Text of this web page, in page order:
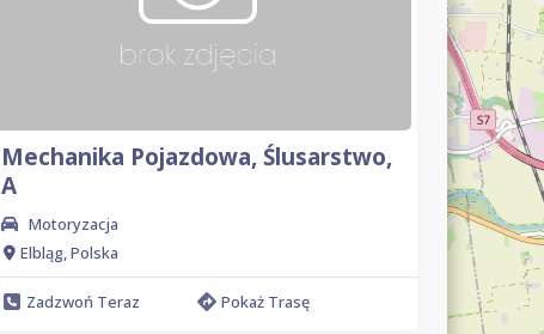
Mechanika Pojazdowa, Ślusarstwo,
A
Motoryzacja
Elbląg, Polska
Zadzwoń Teraz Pokaż Trasę